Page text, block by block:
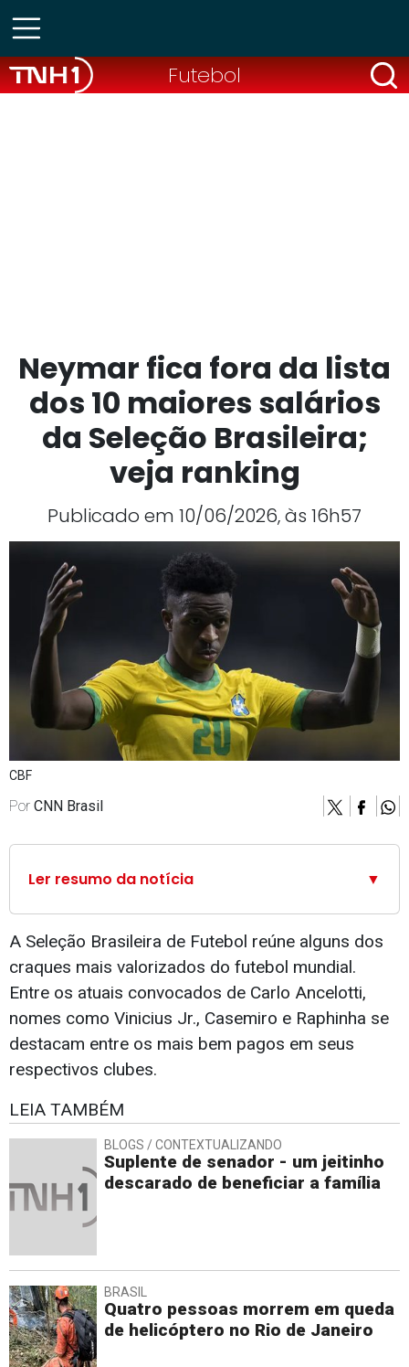
Futebol
Neymar fica fora da lista
dos 10 maiores salários
da Seleção Brasileira;
veja ranking
Publicado em 10/06/2026, às 16h57
CBF
Por CNN Brasil
Ler resumo da notícia ▼
A Seleção Brasileira de Futebol reúne alguns dos
craques mais valorizados do futebol mundial.
Entre os atuais convocados de Carlo Ancelotti,
nomes como Vinicius Jr., Casemiro e Raphinha se
destacam entre os mais bem pagos em seus
respectivos clubes.
LEIA TAMBÉM
BLOGS / CONTEXTUALIZANDO
Suplente de senador - um jeitinho
descarado de beneficiar a família
BRASIL
Quatro pessoas morrem em queda
de helicóptero no Rio de Janeiro